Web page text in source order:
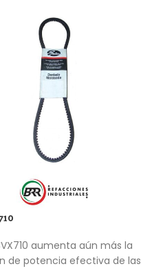
aumenta aún más la
de potencia efectiva de las